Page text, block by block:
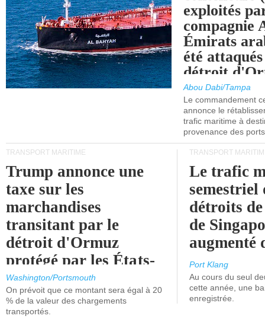
exploités
compagnie
Émirats
été
détroit
Abou Dabi/Tampa
Le commandement
annonce le
trafic maritime à
provenance des
TRANSPORT MARITIME
Trump annonce une
taxe sur les
marchandises
transitant par le
détroit d'Ormuz
protégé par les États-
Unis.
Washington/Portsmouth
On prévoit que ce montant sera égal à 20
% de la valeur des chargements
transportés.
TRANSPORT
Le trafic
semestriel
détroits
de
augmenté
Port Klang
Au cours du seul
cette année, une
enregistrée.